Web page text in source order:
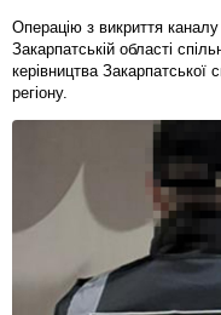
Операцію з викриття
Закарпатській області
керівництва Закарпатської
регіону.